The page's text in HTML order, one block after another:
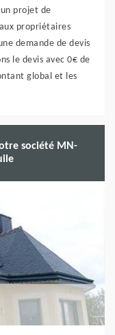
projet de
propriétaires
demande de devis
le devis avec 0€ de
global et les
société MN-